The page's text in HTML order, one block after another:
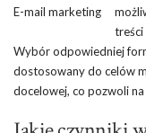
E-mail marketing
treści
Wybór odpowiedniej
dostosowany do celów
docelowej, co pozwoli